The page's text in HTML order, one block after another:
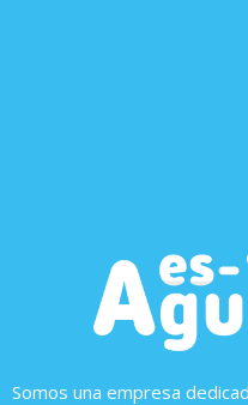
Somos una empresa